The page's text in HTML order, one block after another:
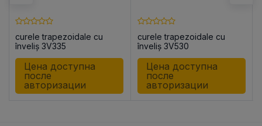
curele trapezoidale cu
înveliș 3V335
Цена доступна
после
авторизации
curele trapezoidale cu
înveliș 3V530
Цена доступна
после
авторизации